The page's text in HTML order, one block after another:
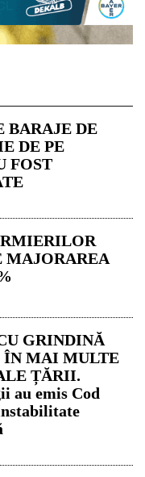
BARAJE DE
DE PE
FOST
MAJORAREA
GRINDINĂ
MAI MULTE
ȚĂRII.
au emis Cod